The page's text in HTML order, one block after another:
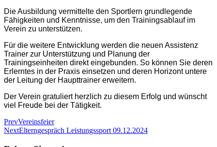
Die Ausbildung vermittelte den Sportlern grundlegende
Fähigkeiten und Kenntnisse, um den Trainingsablauf im
Verein zu unterstützen.
Für die weitere Entwicklung werden die neuen Assistenz
Trainer zur Unterstützung und Planung der
Trainingseinheiten direkt eingebunden. So können Sie deren
Erlerntes in der Praxis einsetzen und deren Horizont untere
der Leitung der Haupttrainer erweitern.
Der Verein gratuliert herzlich zu diesem Erfolg und wünscht
viel Freude bei der Tätigkeit.
PrevVereinsfeier
NextElterngespräch Leistungssport 09.12.2024